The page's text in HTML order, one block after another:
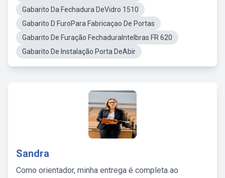
Gabarito Da Fechadura DeVidro 1510
Gabarito D FuroPara Fabricaçao De Portas
Gabarito De Furação FechaduraIntelbras FR 620
Gabarito De Instalação Porta DeAbir
Sandra
Como orientador, minha entrega é completa ao